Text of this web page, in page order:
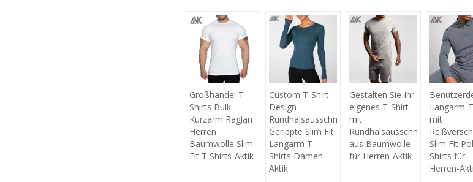
Großhandel T
Shirts Bulk
Kurzarm Raglan
Herren
Baumwolle Slim
Fit T Shirts-Aktik
Custom T-Shirt
Design
Rundhalsausschnitt
Gerippte Slim Fit
Langarm T-
Shirts Damen-
Aktik
Gestalten Sie Ihr
eigenes T-Shirt
mit
Rundhalsausschnitt
aus Baumwolle
für Herren-Aktik
Langarm-
mit
Slim Fit
Shirts für
Herren-